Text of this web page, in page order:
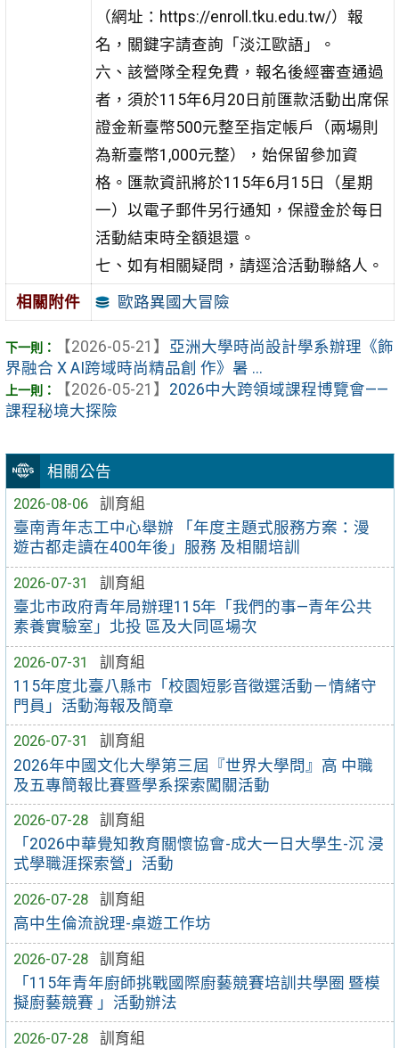
相關公告
2026-08-06
訓育組
臺南青年志工中心舉辦 「年度主題式服務方案：漫
遊古都走讀在400年後」服務 及相關培訓
2026-07-31
訓育組
臺北市政府青年局辦理115年「我們的事—青年公共
素養實驗室」北投 區及大同區場次
2026-07-31
訓育組
115年度北臺八縣市「校園短影音徵選活動－情緒守
門員」活動海報及簡章
2026-07-31
訓育組
2026年中國文化大學第三屆『世界大學問』高 中職
及五專簡報比賽暨學系探索闖關活動
2026-07-28
訓育組
「2026中華覺知教育關懷協會-成大一日大學生-沉 浸
式學職涯探索營」活動
2026-07-28
訓育組
高中生倫流說理-桌遊工作坊
2026-07-28
訓育組
「115年青年廚師挑戰國際廚藝競賽培訓共學圈 暨模
擬廚藝競賽 」活動辦法
2026-07-28
訓育組
（網址：https://enroll.tku.edu.tw/）報
名，關鍵字請查詢「淡江歐語」。
六、該營隊全程免費，報名後經審查通過
者，須於115年6月20日前匯款活動出席保
證金新臺幣500元整至指定帳戶（兩場則
為新臺幣1,000元整），始保留參加資
格。匯款資訊將於115年6月15日（星期
一）以電子郵件另行通知，保證金於每日
活動結束時全額退還。
七、如有相關疑問，請逕洽活動聯絡人。
相關附件 歐路異國大冒險
【2026-05-21】 亞洲大學時尚設計學系辦理《飾
界融合 X AI跨域時尚精品創 作》暑 ...
【2026-05-21】 2026中大跨領域課程博覽會——
課程秘境大探險